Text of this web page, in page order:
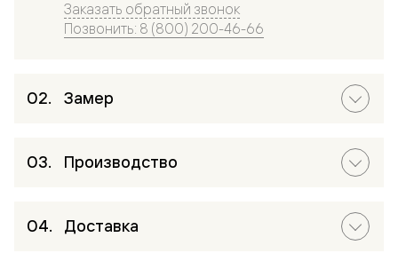
Заказать обратный звонок
Позвонить: 8 (800) 200-46-66
Замер
Производство
Доставка